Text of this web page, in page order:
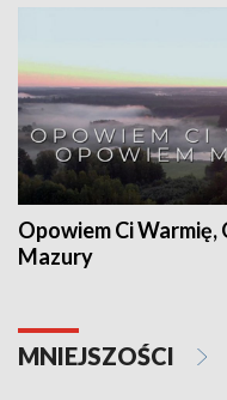
Opowiem Ci Warmię,
Mazury
MNIEJSZOŚCI